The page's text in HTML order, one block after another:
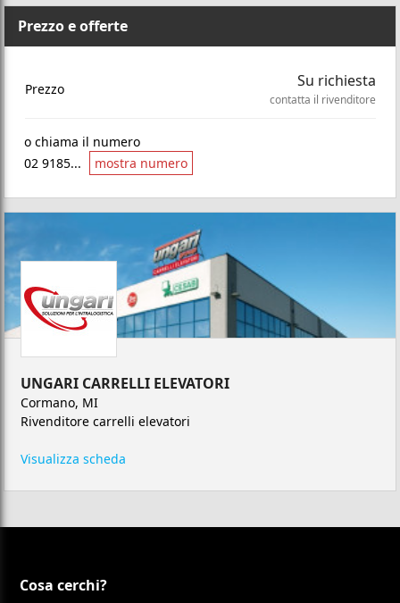
Prezzo e offerte
Prezzo Su richiesta
contatta il rivenditore
o chiama il numero
02 9185...
mostra numero
UNGARI CARRELLI ELEVATORI
Cormano, MI
Rivenditore carrelli elevatori
Visualizza scheda
Cosa cerchi?